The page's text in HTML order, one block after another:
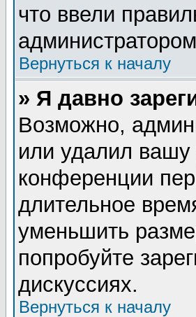
что ввели
Вернуться к началу
» Я давно
Возможно,
или удалил вашу
конференции
длительное
уменьшить
попробуйте
дискуссиях.
Вернуться к началу